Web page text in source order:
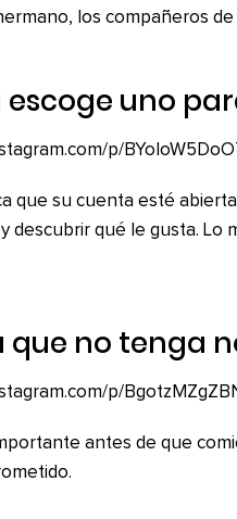
los compañeros
escoge uno
p/
que su cuenta esté
descubrir qué le gusta. Lo
que no tenga
p/
antes de que